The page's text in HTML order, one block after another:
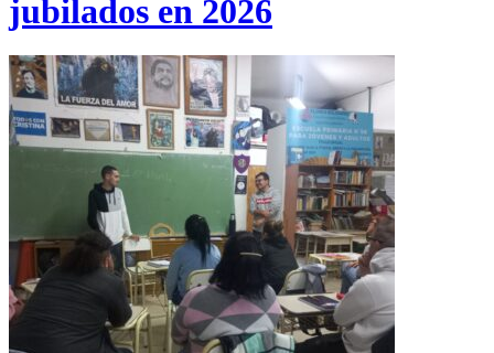
jubilados en 2026